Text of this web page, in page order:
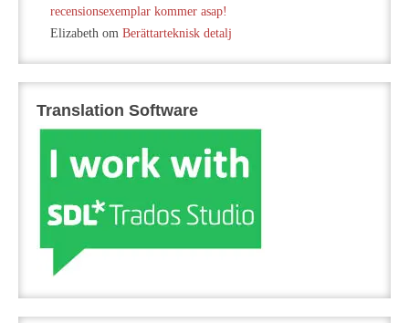
recensionsexemplar kommer asap!
Elizabeth om Berättarteknisk detalj
Translation Software